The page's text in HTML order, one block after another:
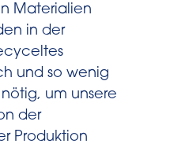
Materialien
in der
und so wenig
um unsere
der
Produktion